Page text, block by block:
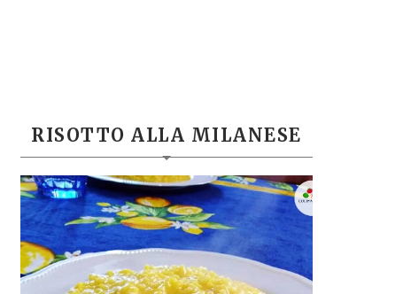
RISOTTO ALLA MILANESE